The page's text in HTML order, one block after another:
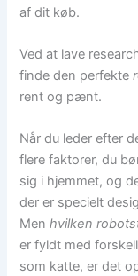
af dit køb.
Ved at lave
finde den perfekte
rent og pænt.
Når du leder efter
flere faktorer, du
sig i hjemmet, og
der er specielt
Menhvilken
er fyldt med
som katte, er det